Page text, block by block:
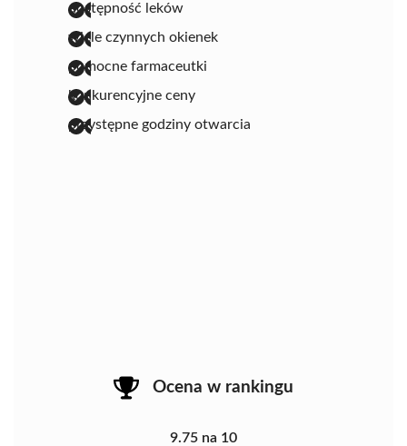
dostępność leków
wiele czynnych okienek
pomocne farmaceutki
konkurencyjne ceny
przystępne godziny otwarcia
Ocena w rankingu
9.75 na 10